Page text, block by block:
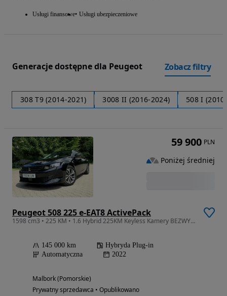
Usługi finansowe Usługi ubezpieczeniowe
Generacje dostępne dla Peugeot Zobacz filtry
308 T9 (2014-2021) 3008 II (2016-2024) 508 I
Peugeot 508 225 e-EAT8 ActivePack
1598 cm3 • 225 KM • 1.6 Hybrid 225KM Keyless Kamery BEZWYPADKOWY 2 Klucze
145 000 km
Hybryda Plug-in
Automatyczna
2022
Malbork (Pomorskie)
Prywatny sprzedawca • Opublikowano
59 900 PLN
Poniżej średniej